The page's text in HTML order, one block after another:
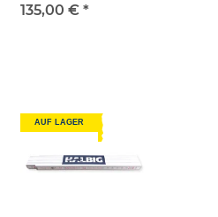
135,00 € *
AUF LAGER